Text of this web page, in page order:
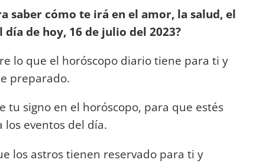
saber cómo te irá en el amor, la salud, el
de hoy, 16 de julio del 2023?
lo que el horóscopo diario tiene para ti y
preparado.
tu signo en el horóscopo, para que estés
eventos del día.
los astros tienen reservado para ti y